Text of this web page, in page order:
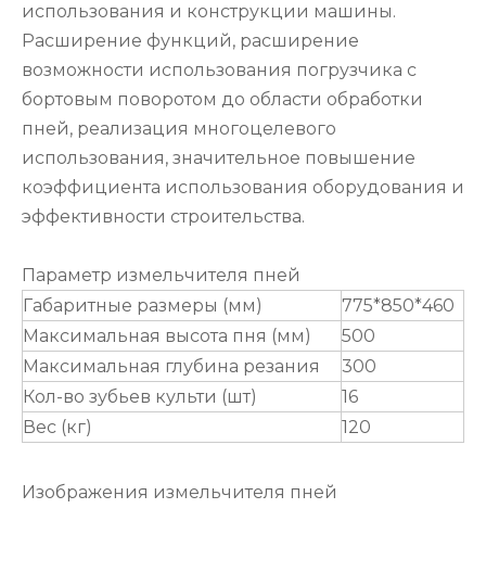
использования и конструкции машины.
Расширение функций, расширение
возможности использования погрузчика с
бортовым поворотом до области обработки
пней, реализация многоцелевого
использования, значительное повышение
коэффициента использования оборудования и
эффективности строительства.
Параметр измельчителя пней
Габаритные размеры (мм)
775*850*460
Максимальная высота пня (мм)
500
Максимальная глубина резания
300
Кол-во зубьев культи (шт)
16
Вес (кг)
120
Изображения измельчителя пней